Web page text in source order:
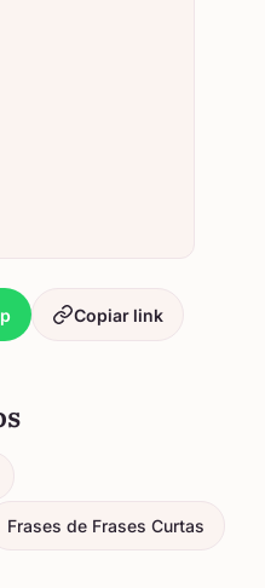
Copiar link
Frases de Frases Curtas